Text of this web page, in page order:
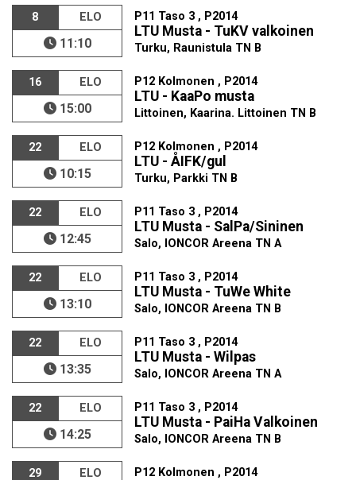
8 ELO
11:10
P11 Taso 3 , P2014
LTU Musta - TuKV valkoinen
Turku, Raunistula TN B
16 ELO
15:00
P12 Kolmonen , P2014
LTU - KaaPo musta
Littoinen, Kaarina. Littoinen TN B
22 ELO
10:15
P12 Kolmonen , P2014
LTU - ÅIFK/gul
Turku, Parkki TN B
22 ELO
12:45
P11 Taso 3 , P2014
LTU Musta - SalPa/Sininen
Salo, IONCOR Areena TN A
22 ELO
13:10
P11 Taso 3 , P2014
LTU Musta - TuWe White
Salo, IONCOR Areena TN B
22 ELO
13:35
P11 Taso 3 , P2014
LTU Musta - Wilpas
Salo, IONCOR Areena TN A
22 ELO
14:25
P11 Taso 3 , P2014
LTU Musta - PaiHa Valkoinen
Salo, IONCOR Areena TN B
29 ELO P12 Kolmonen , P2014